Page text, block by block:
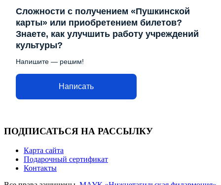
Сложности с получением «Пушкинской
карты» или приобретением билетов?
Знаете, как улучшить работу учреждений
культуры?
Напишите — решим!
Написать
ПОДПИСАТЬСЯ НА РАССЫЛКУ
Карта сайта
Подарочный сертификат
Контакты